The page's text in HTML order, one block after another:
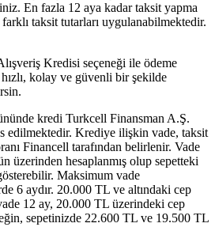
En fazla 12 aya kadar taksit yapma
taksit tutarları uygulanabilmektedir.
Kredisi seçeneği ile ödeme
kolay ve güvenli bir şekilde
kredi Turkcell Finansman A.Ş.
edilmektedir. Krediye ilişkin vade, taksit
Financell tarafından belirlenir. Vade
üzerinden hesaplanmış olup sepetteki
Maksimum vade
6 aydır. 20.000 TL ve altındaki cep
12 ay, 20.000 TL üzerindeki cep
sepetinizde 22.600 TL ve 19.500 TL